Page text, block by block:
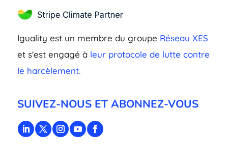
Iguality est un membre du groupe Réseau XES
et s'est engagé à leur protocole de lutte contre
le harcèlement.
SUIVEZ-NOUS ET ABONNEZ-VOUS